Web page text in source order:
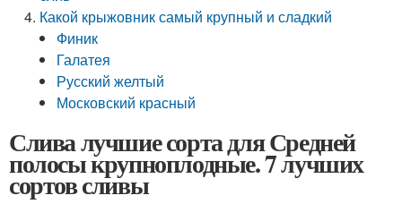
Какой крыжовник самый крупный и сладкий
Финик
Галатея
Русский желтый
Московский красный
Слива лучшие сорта для Средней
полосы крупноплодные. 7 лучших
сортов сливы